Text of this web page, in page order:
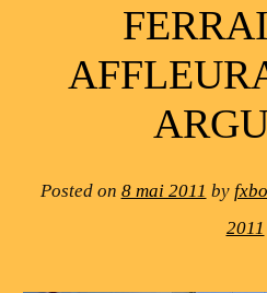
Posted on 8 mai 2011 by
2011